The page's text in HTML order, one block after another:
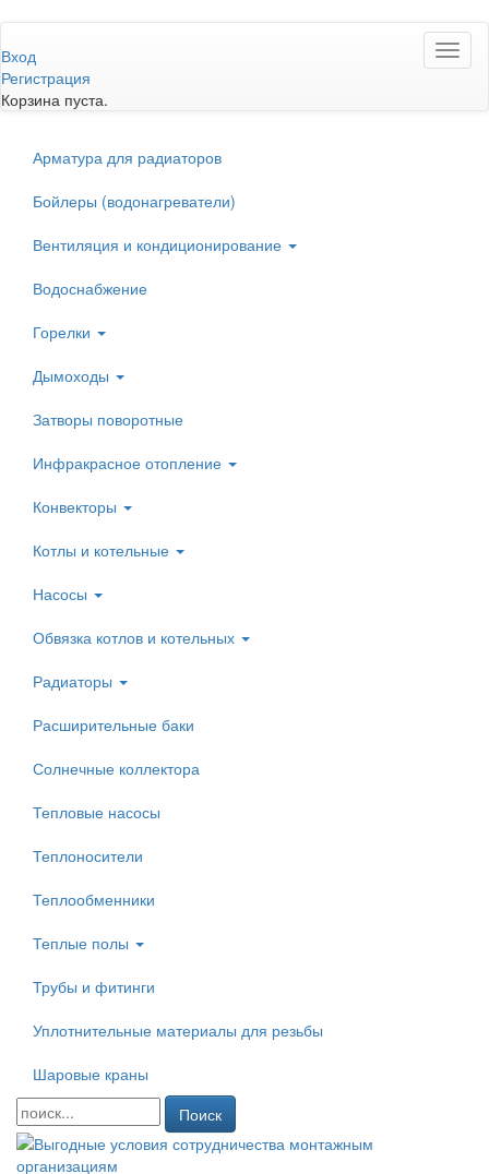
к
основному
содержанию
Вход
Регистрация
Корзина пуста.
Арматура для радиаторов
Бойлеры (водонагреватели)
Вентиляция и кондиционирование
Водоснабжение
Горелки
Дымоходы
Затворы поворотные
Инфракрасное отопление
Конвекторы
Котлы и котельные
Насосы
Обвязка котлов и котельных
Радиаторы
Расширительные баки
Солнечные коллектора
Тепловые насосы
Теплоносители
Теплообменники
Теплые полы
Трубы и фитинги
Уплотнительные материалы для резьбы
Шаровые краны
Поиск